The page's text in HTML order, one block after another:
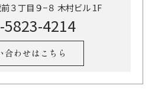
３丁目９−８ 木村ビル 1F
5823-4214
合わせはこちら